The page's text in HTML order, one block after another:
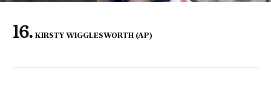
KIRSTY WIGGLESWORTH (AP)